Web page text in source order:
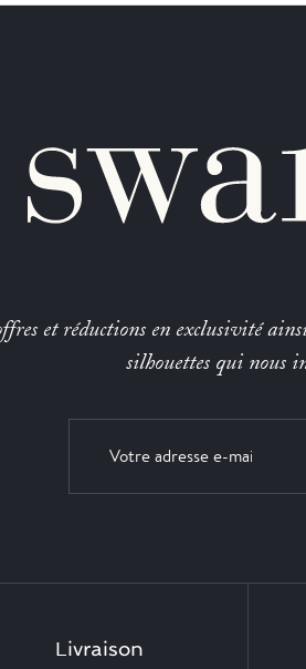
et réductions en exclusivité
silhouettes qui nous
Livraison